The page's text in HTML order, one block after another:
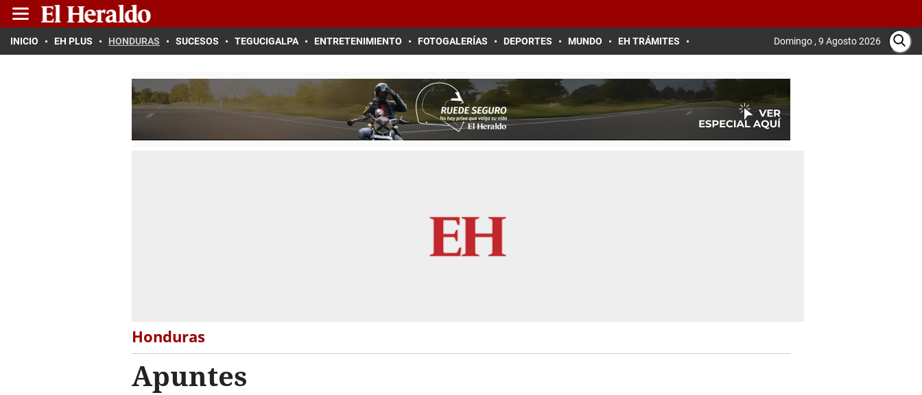
INICIO EH PLUS HONDURAS SUCESOS TEGUCIGALPA ENTRETENIMIENTO FOTOGALERÍAS DEPORTES MUNDO EH TRÁMITES Domingo , 9 Agosto 2026
Honduras
Apuntes